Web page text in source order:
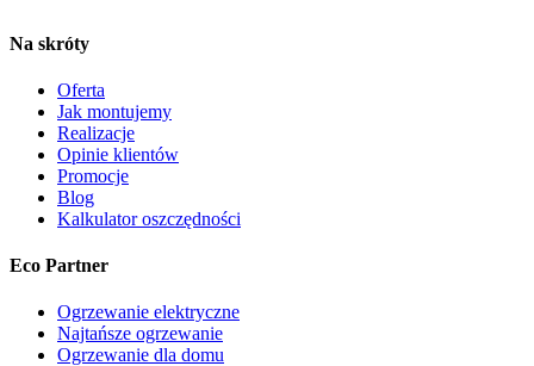
Na skróty
Oferta
Jak montujemy
Realizacje
Opinie klientów
Promocje
Blog
Kalkulator oszczędności
Eco Partner
Ogrzewanie elektryczne
Najtańsze ogrzewanie
Ogrzewanie dla domu